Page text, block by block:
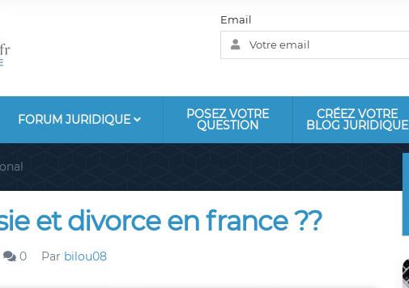
Email
FORUM JURIDIQUE POSEZ VOTRE
QUESTION
CRÉEZ VOTRE
BLOG JURIDIQUE
et divorce en france ??
0 Par bilou08